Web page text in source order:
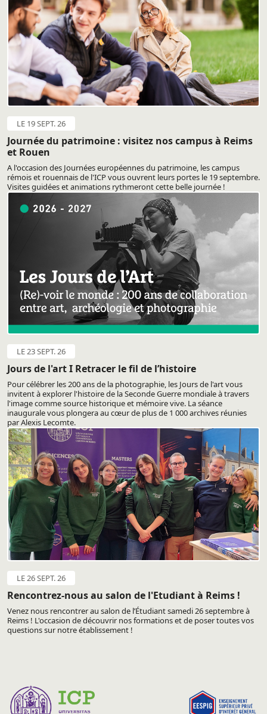
LE 19 SEPT. 26
Journée du patrimoine : visitez nos campus à Reims
et Rouen
A l'occasion des Journées européennes du patrimoine, les campus
rémois et rouennais de l'ICP vous ouvrent leurs portes le 19 septembre.
Visites guidées et animations rythmeront cette belle journée !
LE 23 SEPT. 26
Jours de l'art I Retracer le fil de l’histoire
Pour célébrer les 200 ans de la photographie, les Jours de l'art vous
invitent à explorer l'histoire de la Seconde Guerre mondiale à travers
l'image comme source historique et mémoire vive. La séance
inaugurale vous plongera au cœur de plus de 1 000 archives réunies
par Alexis Lecomte.
LE 26 SEPT. 26
Rencontrez-nous au salon de l'Etudiant à Reims !
Venez nous rencontrer au salon de l’Étudiant samedi 26 septembre à
Reims ! L'occasion de découvrir nos formations et de poser toutes vos
questions sur notre établissement !